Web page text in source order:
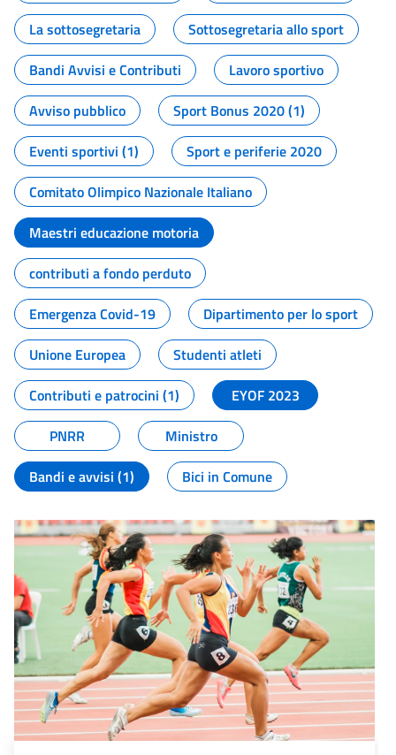
La sottosegretaria
Sottosegretaria allo sport
Bandi Avvisi e Contributi
Lavoro sportivo
Avviso pubblico
Sport Bonus 2020 (1)
Eventi sportivi (1)
Sport e periferie 2020
Comitato Olimpico Nazionale Italiano
Maestri educazione motoria
contributi a fondo perduto
Emergenza Covid-19
Dipartimento per lo sport
Unione Europea
Studenti atleti
Contributi e patrocini (1)
EYOF 2023
PNRR
Ministro
Bandi e avvisi (1)
Bici in Comune